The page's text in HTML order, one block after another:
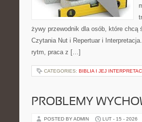
żywy przewodnik dla osób, które chcą
Czytania Nut i Repertuar i
rytm, praca z […]
CATEGORIES: BIBLIA I JEJ
PROBLEMY
POSTED BY ADMIN LUT - 15 - 2026